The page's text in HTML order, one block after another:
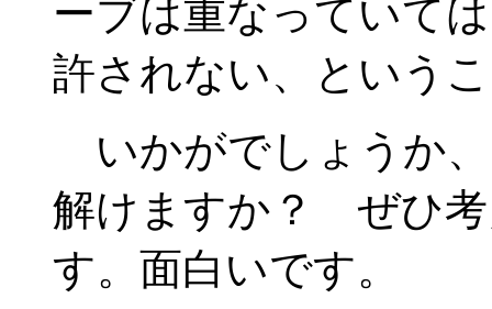
ーブは重なっていて
許されない、という
いかがでしょうか
解けますか？ ぜひ考
す。面白いです。